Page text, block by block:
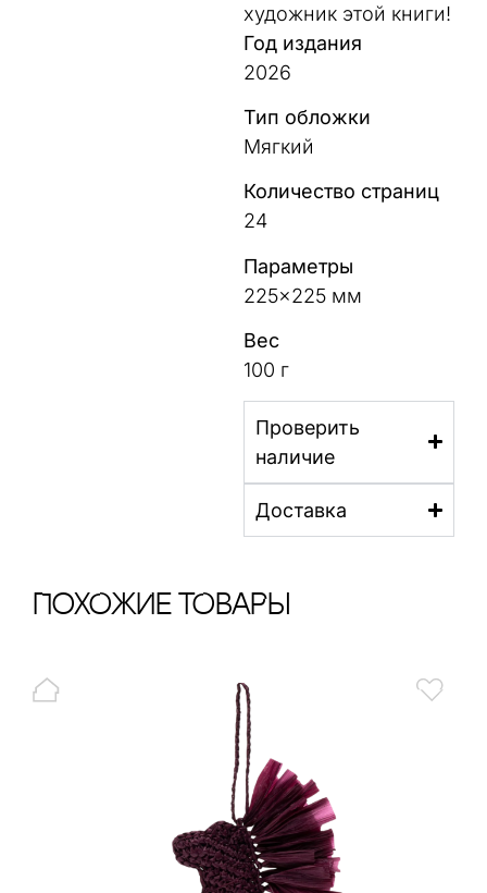
художник этой книги!
Год издания
2026
Тип обложки
Мягкий
Количество страниц
24
Параметры
225×225 мм
Вес
100 г
Проверить
наличие
Доставка
ПохОжИе тОваРы